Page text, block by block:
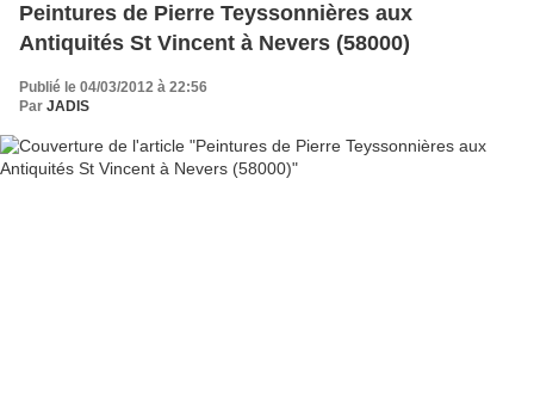
Peintures de Pierre Teyssonnières aux
Antiquités St Vincent à Nevers (58000)
Publié le 04/03/2012 à 22:56
Par JADIS